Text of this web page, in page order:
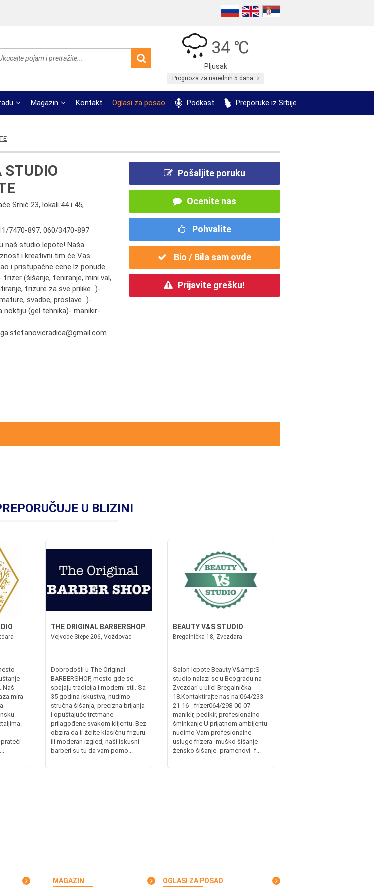
34 ℃
Pljusak
Prognoza za narednih 5 dana
Magazin Kontakt Oglasi za posao Podkast Preporuke iz Srbije
STUDIO
Srnić 23, lokali 44 i 45,
7470-897,060/3470-897
naš studio lepote! Naša
i kreativni tim će Vas
i pristupačne cene.Iz ponude
frizer (šišanje, feniranje, mini val,
frizure za sve prilike...)-
svadbe, proslave...)-
noktiju (gel tehnika)- manikir-
Pošaljite poruku
Ocenite nas
Pohvalite
Bio / Bila sam ovde
Prijavite grešku!
U BLIZINI
Naš
mira
THE ORIGINAL BARBERSHOP
Vojvode Stepe 206, Voždovac
Dobrodošli u The Original
BARBERSHOP, mesto gde se
spajaju tradicija i moderni stil. Sa
35 godina iskustva, nudimo
stručna šišanja, precizna brijanja
i opuštajuće tretmane
prilagođene svakom klijentu. Bez
obzira da li želite klasičnu frizuru
ili moderan izgled, naši iskusni
barberi su tu da vam pomo...
BEAUTY V&S STUDIO
Bregalnička 18, Zvezdara
Salon lepote Beauty V&amp;S
studio nalazi se u Beogradu na
Zvezdari u ulici Bregalnička
18.Kontaktirajte nas na:064/233-
21-16 - frizer064/298-00-07 -
manikir, pedikir, profesionalno
šminkanje U prijatnom ambijentu
nudimo Vam profesionalne
usluge frizera- muško šišanje -
žensko šišanje- pramenovi- f...
MAGAZIN OGLASI ZA POSAO